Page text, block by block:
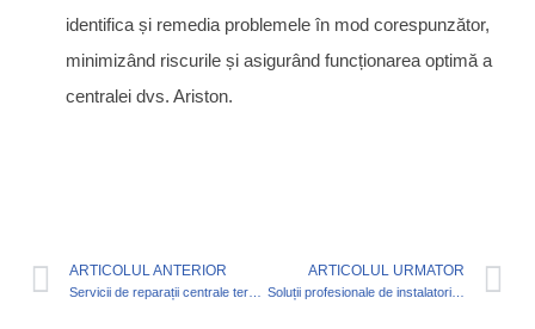
identifica și remedia problemele în mod corespunzător,
minimizând riscurile și asigurând funcționarea optimă a
centralei dvs. Ariston.
ARTICOLUL ANTERIOR
Servicii de reparații centrale termice în București
ARTICOLUL URMATOR
Soluții profesionale de instalatori sanitari în București: Servicii prompte și de calitate pentru nevoile tale